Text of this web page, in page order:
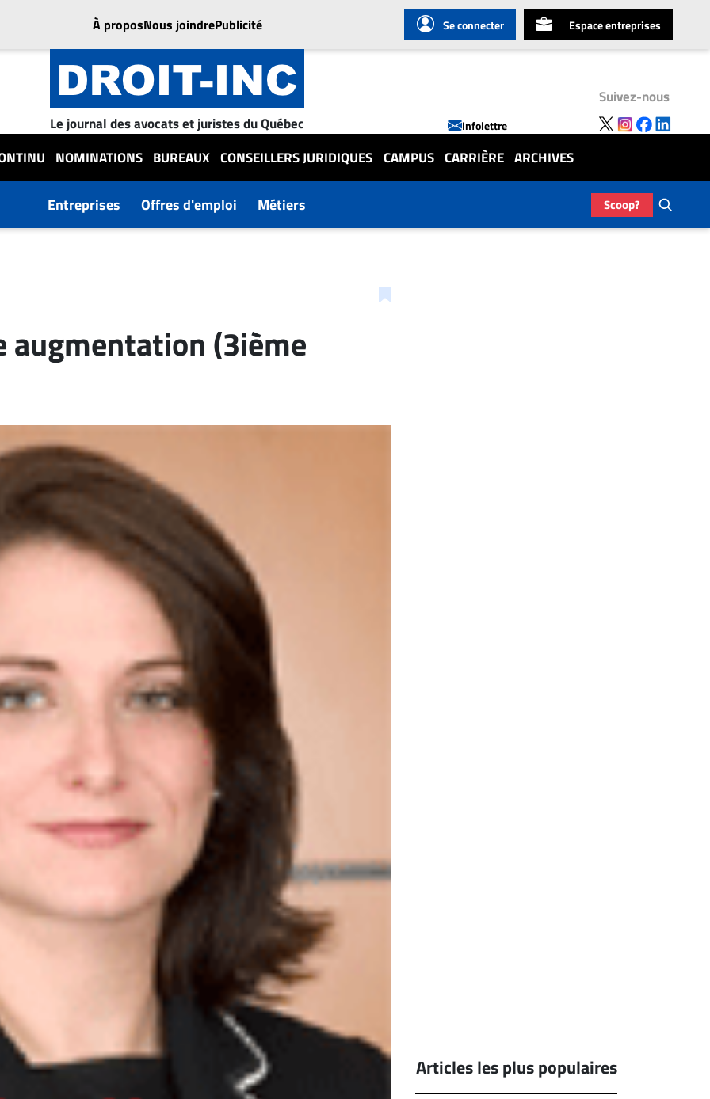
À proposNous joindrePublicité Se connecter Espace entreprises
Le journal des avocats et juristes du Québec Infolettre
Suivez-nous
NOMINATIONS BUREAUX CONSEILLERS JURIDIQUES CAMPUS CARRIÈRE ARCHIVES
Entreprises Offres d'emploi Métiers Scoop?
augmentation (3ième
Articles les plus populaires